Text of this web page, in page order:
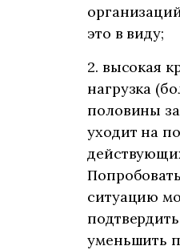
это в виду;
2. высокая
нагрузка
половины
уходит на
ситуацию
уменьшить